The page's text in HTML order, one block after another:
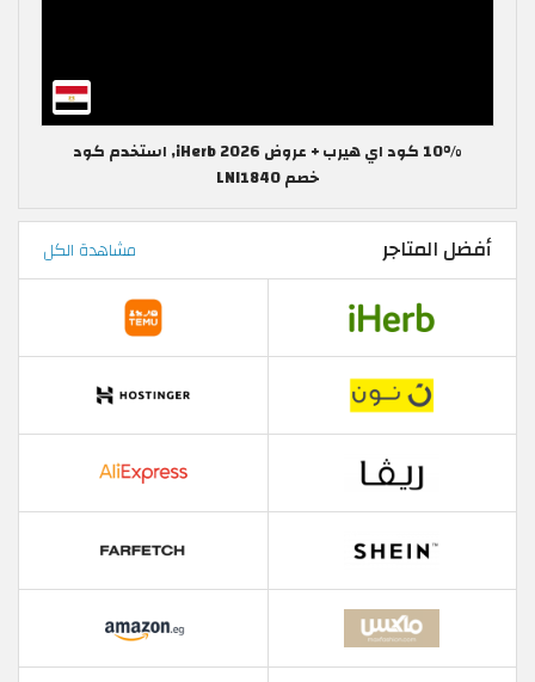
10% كود اي هيرب + عروض iHerb 2026, استخدم كود
خصم LNI1840
أفضل المتاجر مشاهدة الكل